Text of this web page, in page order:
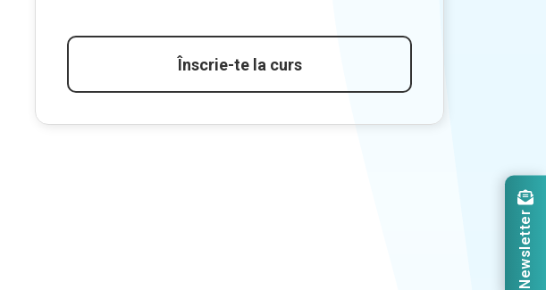
Înscrie-te la curs
Newsletter